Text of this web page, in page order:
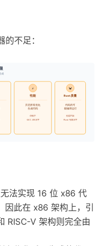
不足：
法实现 16 位 x86 代
因此在 x86 架构上，引
RISC-V 架构则完全由